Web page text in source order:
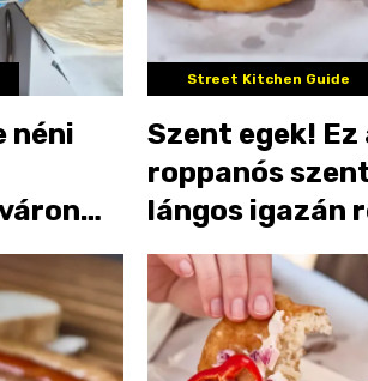
néni
Street Kitchen Guide
Szent egek! Ez
roppanós
lángos igazán